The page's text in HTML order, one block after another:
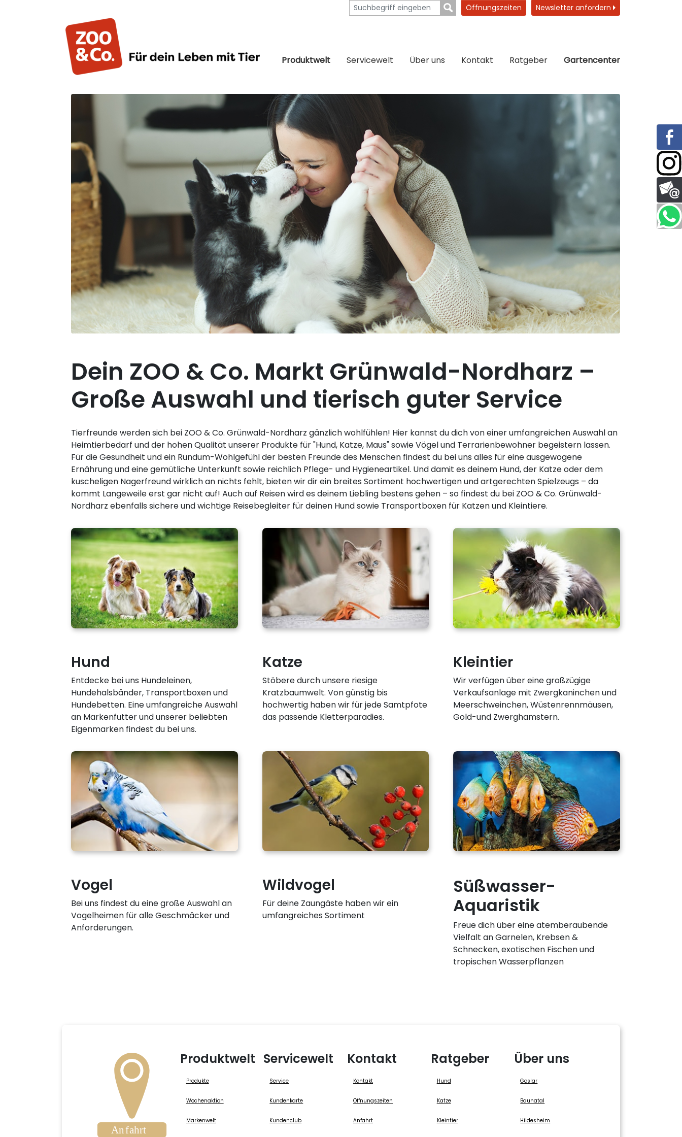
Öffnungszeiten Newsletter anfordern
Produktwelt Servicewelt Über uns Kontakt Ratgeber Gartencenter
Dein ZOO & Co. Markt Grünwald-Nordharz –
Große Auswahl und tierisch guter Service
Tierfreunde werden sich bei ZOO & Co. Grünwald-Nordharz gänzlich wohlfühlen! Hier kannst du dich von einer umfangreichen Auswahl an
Heimtierbedarf und der hohen Qualität unserer Produkte für "Hund, Katze, Maus" sowie Vögel und Terrarienbewohner begeistern lassen.
Für die Gesundheit und ein Rundum-Wohlgefühl der besten Freunde des Menschen findest du bei uns alles für eine ausgewogene
Ernährung und eine gemütliche Unterkunft sowie reichlich Pflege- und Hygieneartikel. Und damit es deinem Hund, der Katze oder dem
kuscheligen Nagerfreund wirklich an nichts fehlt, bieten wir dir ein breites Sortiment hochwertigen und artgerechten Spielzeugs – da
kommt Langeweile erst gar nicht auf! Auch auf Reisen wird es deinem Liebling bestens gehen – so findest du bei ZOO & Co. Grünwald-
Nordharz ebenfalls sichere und wichtige Reisebegleiter für deinen Hund sowie Transportboxen für Katzen und Kleintiere.
Hund
Entdecke bei uns Hundeleinen,
Hundehalsbänder, Transportboxen und
Hundebetten. Eine umfangreiche Auswahl
an Markenfutter und unserer beliebten
Eigenmarken findest du bei uns.
Katze
Stöbere durch unsere riesige
Kratzbaumwelt. Von günstig bis
hochwertig haben wir für jede Samtpfote
das passende Kletterparadies.
Kleintier
Wir verfügen über eine großzügige
Verkaufsanlage mit Zwergkaninchen und
Meerschweinchen, Wüstenrennmäusen,
Gold-und Zwerghamstern.
Vogel
Bei uns findest du eine große Auswahl an
Vogelheimen für alle Geschmäcker und
Anforderungen.
Wildvogel
Für deine Zaungäste haben wir ein
umfangreiches Sortiment
Süßwasser-
Aquaristik
Freue dich über eine atemberaubende
Vielfalt an Garnelen, Krebsen &
Schnecken, exotischen Fischen und
tropischen Wasserpflanzen
Produktwelt
Produkte
Wochenaktion
Markenwelt
Servicewelt
Service
Kundenkarte
Kundenclub
Kontakt
Kontakt
Öffnungszeiten
Anfahrt
Ratgeber
Hund
Katze
Kleintier
Über uns
Goslar
Baunatal
Hildesheim